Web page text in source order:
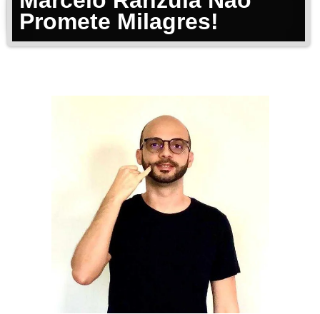
Promete Milagres!